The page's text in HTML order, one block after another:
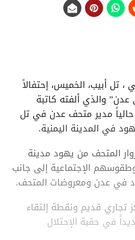
تل أبيب، الخميس، إحتفالاً
والذي ألفته كاتبة
مدير متحف عدن في تل
في المدينة اليمنية.
المتحف من يهود مدينة
الإجتماعية إلى جانب
في عدن ومعروضات المتحف.
تجاري قديم ونقطة إلتقاء
في حقبة الإحتلال